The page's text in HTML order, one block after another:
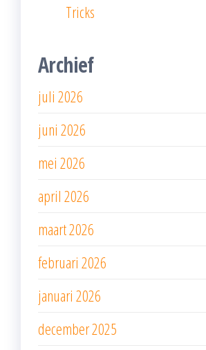
Tricks
Archief
juli 2026
juni 2026
mei 2026
april 2026
maart 2026
februari 2026
januari 2026
december 2025